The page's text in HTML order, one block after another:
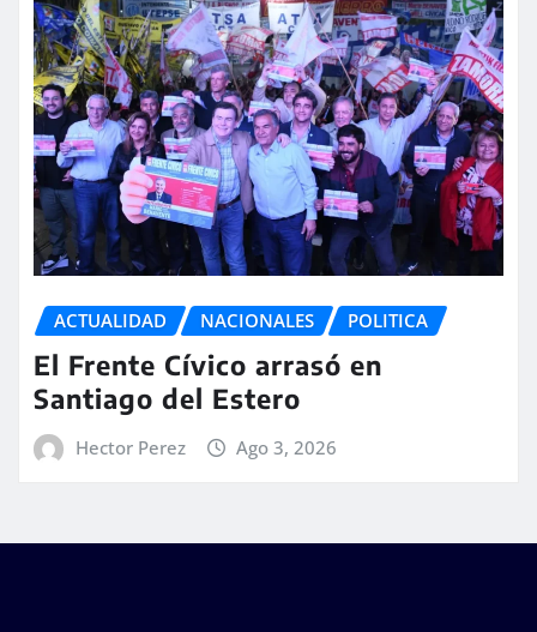
ACTUALIDAD NACIONALES POLITICA
El Frente Cívico arrasó en
Santiago del Estero
Hector Perez Ago 3, 2026